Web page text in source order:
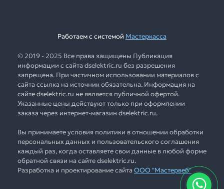
Работаем с системой Мастеркасса
© 2019 - 2025 Все права защищены Публикация
информации с сайта dselektric.ru без разрешения
запрещена. При частичном использовании материалов с
сайта ссылка на источник обязательна. Информация на
сайте dselektric.ru не является публичной офертой.
Указанные цены действуют только при оформлении
заказа через интернет-магазин dselektric.ru.
Вы принимаете условия политики в отношении обработки
персональных данных и пользовательского соглашения
каждый раз, когда оставляете свои данные в любой форме
обратной связи на сайте dselektric.ru.
Разработка и проектирование сайта ООО "Мастервеб"